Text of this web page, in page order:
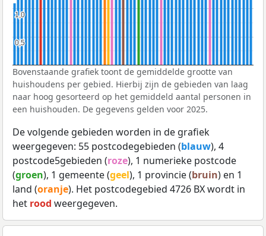
0,5
0,5
1,0
1,0
Bovenstaande grafiek toont de gemiddelde grootte van
huishoudens per gebied. Hierbij zijn de gebieden van laag
naar hoog gesorteerd op het gemiddeld aantal personen in
een huishouden. De gegevens gelden voor 2025.
De volgende gebieden worden in de grafiek
weergegeven: 55 postcodegebieden (blauw), 4
postcode5gebieden (roze), 1 numerieke postcode
(groen), 1 gemeente (geel), 1 provincie (bruin) en 1
land (oranje). Het postcodegebied 4726 BX wordt in
het rood weergegeven.